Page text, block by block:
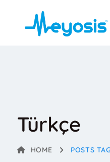
Türkçe
HOME POSTS